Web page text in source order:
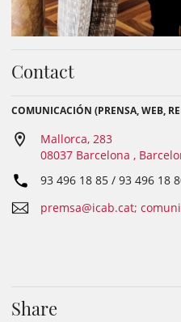
Contact
COMUNICACIÓN (PRENSA, WEB,
Mallorca, 283
08037 Barcelona ,
93 496 18 85 / 93 496 18
premsa@icab.cat;
Share